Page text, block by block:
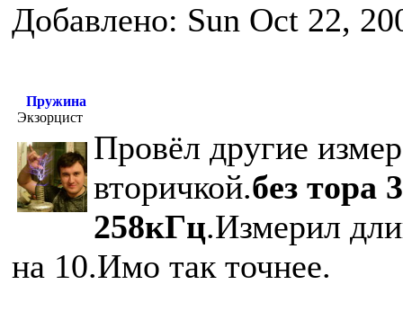
Добавлено: Sun Oct 22,
Пружина
Экзорцист
Провёл другие
вторичкой.без тора
258кГц.Измерил
на 10.Имо так точнее.